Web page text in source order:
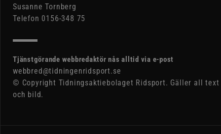
Susanne Tornberg
Telefon 0156-348 75
Tjänstgörande webbredaktör nås alltid via e-post
webbred@tidningenridsport.se
© Copyright Tidningsaktiebolaget Ridsport. Gäller all text
och bild.